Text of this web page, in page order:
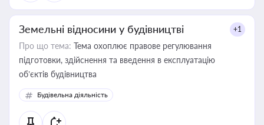
Земельні відносини у будівництві +1
Про що тема: Тема охоплює правове регулювання
підготовки, здійснення та введення в експлуатацію
об’єктів будівництва
Будівельна діяльність